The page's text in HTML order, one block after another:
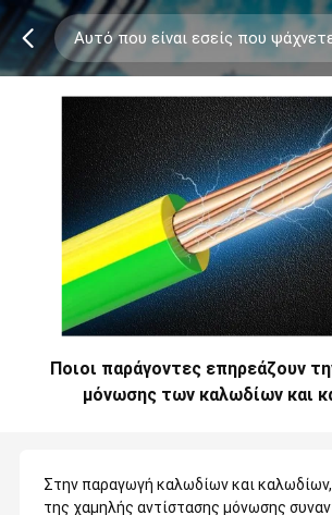
Ποιοι παράγοντες επηρεάζουν
μόνωσης των καλωδίων και
Στην παραγωγή καλωδίων και
της χαμηλής αντίστασης μόνωσης